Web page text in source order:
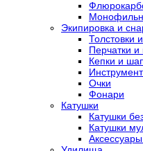
Экипировка и
Толстовки
Перчатки и
Кепки и
Очки
Фонари
Катушки
Катушки
Катушки